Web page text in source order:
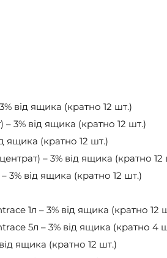
від ящика (кратно 12 шт.)
3% від ящика (кратно 12 шт.)
ящика (кратно 12 шт.)
– 3% від ящика (кратно 12
3% від ящика (кратно 12 шт.)
1л – 3% від ящика (кратно 12
5л – 3% від ящика (кратно 4
ящика (кратно 12 шт.)